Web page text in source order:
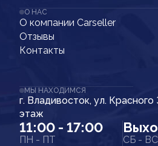
О НАС
О компании Carseller
Отзывы
Контакты
МЫ НАХОДИМСЯ
г. Владивосток, ул.
этаж
11:00 - 17:00
ПН - ПТ СБ - ВС